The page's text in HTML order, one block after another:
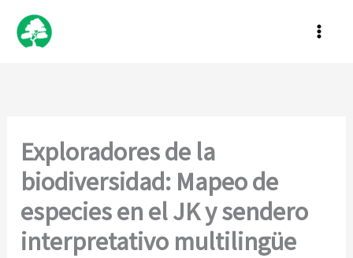
Exploradores de la
biodiversidad: Mapeo de
especies en el JK y sendero
interpretativo multilingüe